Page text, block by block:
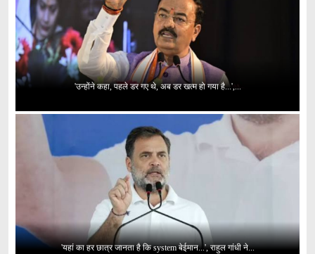
'उन्होंने कहा, पहले डर गए थे, अब डर खत्म हो गया है...',...
'यहां का हर छात्र जानता है कि system बेईमान...', राहुल गांधी ने...